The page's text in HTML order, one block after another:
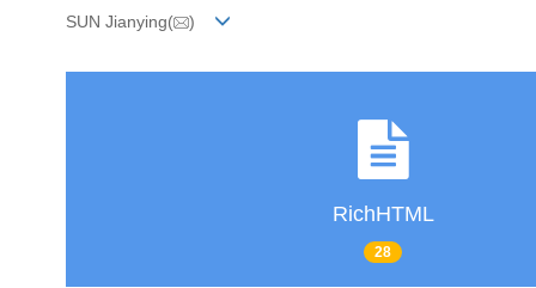
SUN Jianying( )
RichHTML
28